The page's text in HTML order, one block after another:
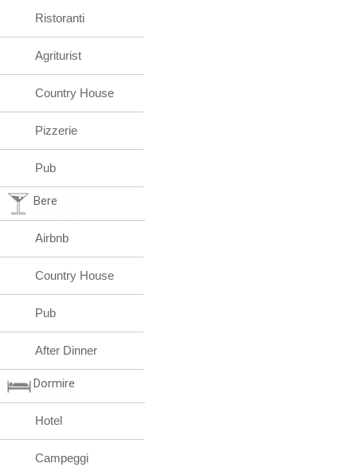
Ristoranti
Agriturist
Country House
Pizzerie
Pub
Bere
Airbnb
Country House
Pub
After Dinner
Dormire
Hotel
Campeggi